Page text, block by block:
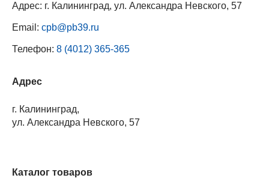
Адрес: г. Калининград, ул. Александра Невского, 57
Email: cpb@pb39.ru
Телефон: 8 (4012) 365-365
Адрес
г. Калининград,
ул. Александра Невского, 57
Каталог товаров